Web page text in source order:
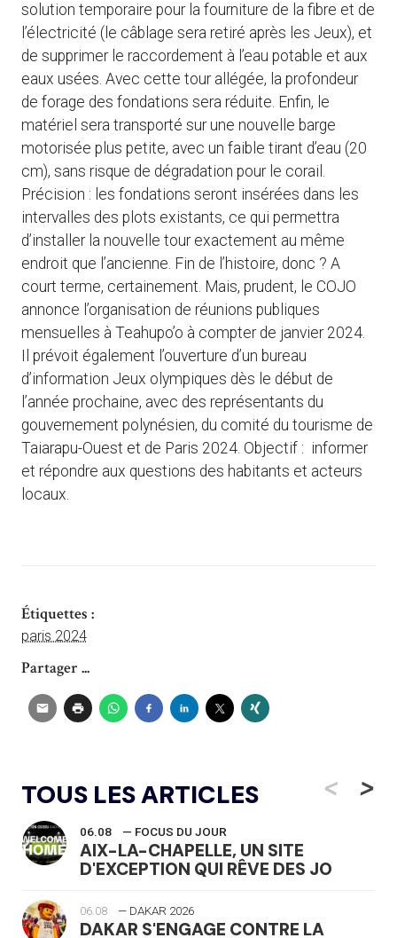
solution temporaire pour la fourniture de la fibre et de
l’électricité (le câblage sera retiré après les Jeux), et
de supprimer le raccordement à l’eau potable et aux
eaux usées. Avec cette tour allégée, la profondeur
de forage des fondations sera réduite. Enfin, le
matériel sera transporté sur une nouvelle barge
motorisée plus petite, avec un faible tirant d’eau (20
cm), sans risque de dégradation pour le corail.
Précision : les fondations seront insérées dans les
intervalles des plots existants, ce qui permettra
d’installer la nouvelle tour exactement au même
endroit que l’ancienne. Fin de l’histoire, donc ? A
court terme, certainement. Mais, prudent, le COJO
annonce l’organisation de réunions publiques
mensuelles à Teahupo’o à compter de janvier 2024.
Il prévoit également l’ouverture d’un bureau
d’information Jeux olympiques dès le début de
l’année prochaine, avec des représentants du
gouvernement polynésien, du comité du tourisme de
Taiarapu-Ouest et de Paris 2024. Objectif : informer
et répondre aux questions des habitants et acteurs
locaux.
Étiquettes :
paris 2024
Partager ...
TOUS LES ARTICLES <
06.08 — FOCUS DU JOUR
AIX-LA-CHAPELLE, UN SITE
D'EXCEPTION QUI RÊVE DES JO
06.08 — DAKAR 2026
DAKAR S'ENGAGE CONTRE LA
>